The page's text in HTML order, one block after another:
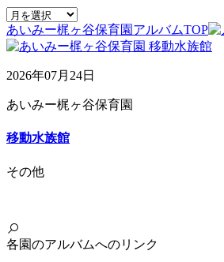
あいみー梶ヶ谷保育園アルバムTOP
2026年07月24日
あいみー梶ヶ谷保育園
移動水族館
その他
各園のアルバムへのリンク